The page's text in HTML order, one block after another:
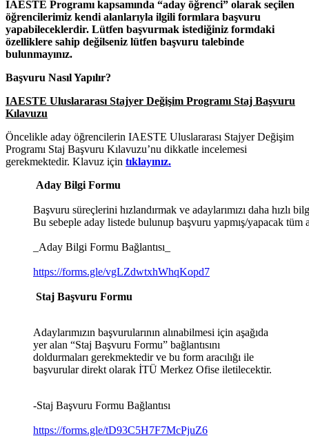
IAESTE Programı kapsamında “aday öğrenci” olarak seçilen
öğrencilerimiz kendi alanlarıyla ilgili formlara başvuru
yapabileceklerdir. Lütfen başvurmak istediğiniz formdaki
özelliklere sahip değilseniz lütfen başvuru talebinde
bulunmayınız.
Başvuru Nasıl Yapılır?
IAESTE Uluslararası Stajyer Değişim Programı Staj Başvuru
Kılavuzu
Öncelikle aday öğrencilerin IAESTE Uluslararası Stajyer Değişim
Programı Staj Başvuru Kılavuzu’nu dikkatle incelemesi
gerekmektedir. Klavuz için tıklayınız.
Aday Bilgi Formu
Başvuru süreçlerini hızlandırmak ve adaylarımızı daha hızlı
Bu sebeple aday listede bulunup başvuru yapmış/yapacak tüm
_Aday Bilgi Formu Bağlantısı_
https://forms.gle/vgLZdwtxhWhqKopd7
Staj Başvuru Formu
Adaylarımızın başvurularının alınabilmesi için aşağıda
yer alan “Staj Başvuru Formu” bağlantısını
doldurmaları gerekmektedir ve bu form aracılığı ile
başvurular direkt olarak İTÜ Merkez Ofise iletilecektir.
-Staj Başvuru Formu Bağlantısı
https://forms.gle/tD93C5H7F7McPjuZ6